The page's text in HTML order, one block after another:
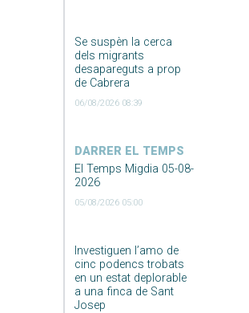
Se suspèn la cerca
dels migrants
desapareguts a prop
de Cabrera
06/08/2026 08:39
DARRER EL TEMPS
El Temps Migdia 05-08-
2026
05/08/2026 05:00
Investiguen l’amo de
cinc podencs trobats
en un estat deplorable
a una finca de Sant
Josep